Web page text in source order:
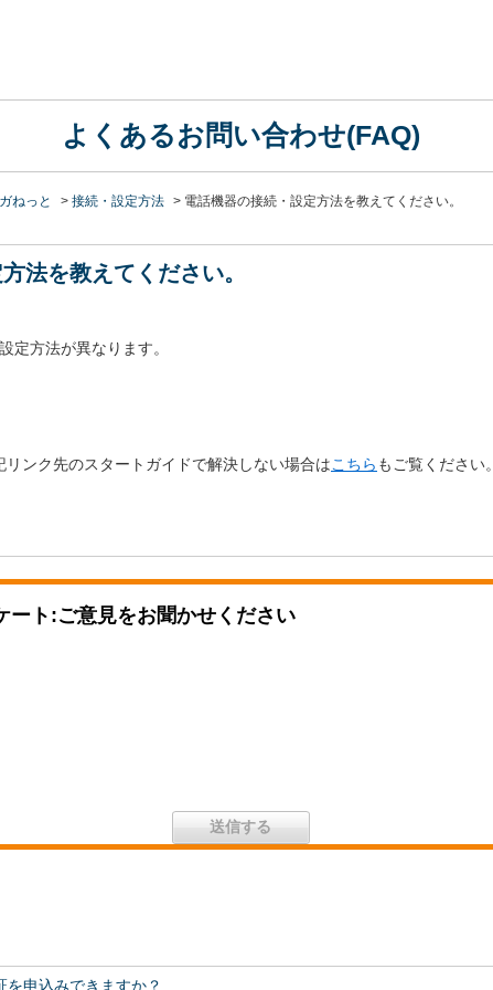
よくあるお問い合わせ(FAQ)
ねっと > 接続・設定方法 > 電話機器の接続・設定方法を教えてください。
法を教えてください。
定方法が異なります。
ンク先のスタートガイドで解決しない場合はこちら もご覧ください。
ート:ご意見をお聞かせください
申込みできますか？